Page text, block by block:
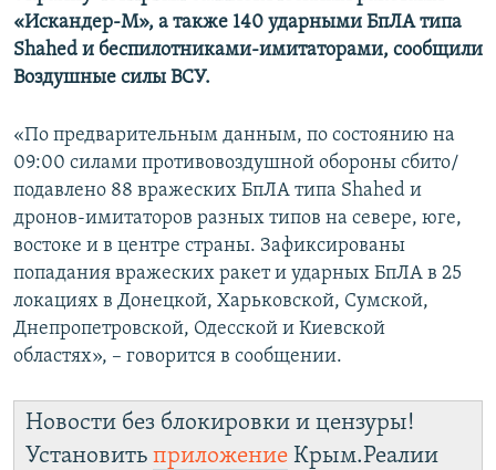
«Искандер-М», а также 140 ударными БпЛА типа
Shahed и беспилотниками-имитаторами, сообщили
Воздушные силы ВСУ.
«По предварительным данным, по состоянию на
09:00 силами противовоздушной обороны сбито/
подавлено 88 вражеских БпЛА типа Shahed и
дронов-имитаторов разных типов на севере, юге,
востоке и в центре страны. Зафиксированы
попадания вражеских ракет и ударных БпЛА в 25
локациях в Донецкой, Харьковской, Сумской,
Днепропетровской, Одесской и Киевской
областях», – говорится в сообщении.
Новости без блокировки и цензуры!
Установить приложение Крым.Реалии